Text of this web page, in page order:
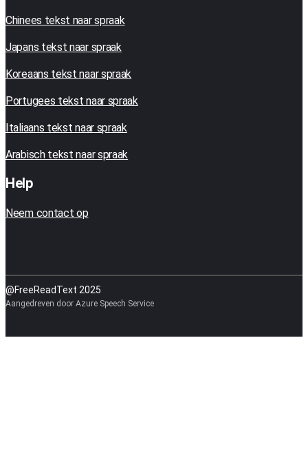
Chinees tekst naar spraak
Japans tekst naar spraak
Koreaans tekst naar spraak
Portugees tekst naar spraak
Italiaans tekst naar spraak
Arabisch tekst naar spraak
Help
Neem contact op
@FreeReadText 2025
Aangedreven door Azure Speech Service